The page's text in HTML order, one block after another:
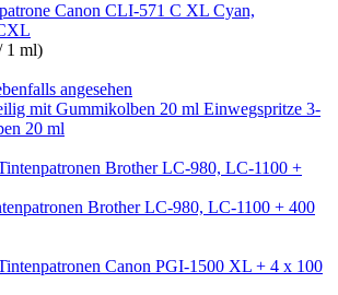
Canon CLI-571 C XL Cyan,
1 ml)
angesehen
Einwegspritze 3-
20 ml
Brother LC-980, LC-1100 + 400